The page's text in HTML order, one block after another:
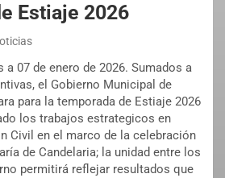
Estiaje 2026
a 07 de enero de 2026. Sumados a
el Gobierno Municipal de
para la temporada de Estiaje 2026
los trabajos estrategicos en
Civil en el marco de la celebración
de Candelaria; la unidad entre los
permitirá reflejar resultados que